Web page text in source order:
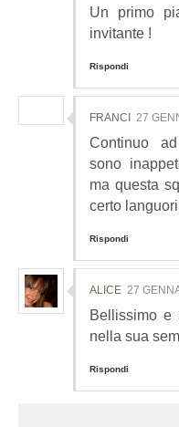
Un primo
invitante !
Rispondi
FRANCI 27
Continuo
sono
ma questa
certo
Rispondi
ALICE 27
Bellissimo e
nella sua
Rispondi